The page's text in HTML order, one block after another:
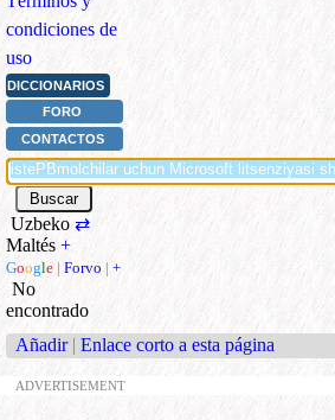
condiciones de
uso
DICCIONARIOS
FORO
CONTACTOS
Uzbeko ⇄
Maltés +
Google | Forvo | +
No
encontrado
Añadir | Enlace corto a esta página
ADVERTISEMENT